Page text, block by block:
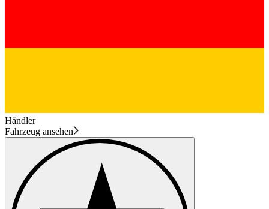
Händler
Fahrzeug ansehen